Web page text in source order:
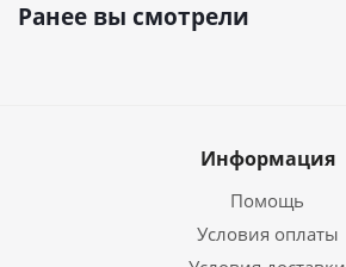
Ранее вы смотрели
Информация
Помощь
Условия оплаты